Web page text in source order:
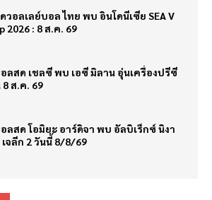
วอลเลย์บอล ไทย พบ อินโดนีเซีย SEA V
2026 : 8 ส.ค. 69
ลสด เชลซี พบ เอซี มิลาน อุ่นเครื่องปรีซี
8 ส.ค. 69
ลสด โอมิยะ อาร์ดิจา พบ อัลบิเร็กซ์ นิงา
เจลีก 2 วันนี้ 8/8/69